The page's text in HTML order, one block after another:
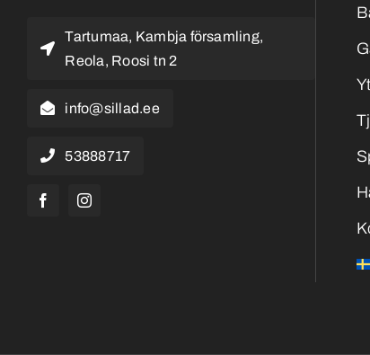
Tartumaa, Kambja församling,
Reola, Roosi tn 2
info@sillad.ee
53888717